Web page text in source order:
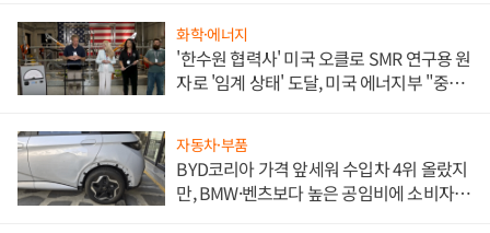
화학·에너지
'한수원 협력사' 미국 오클로 SMR 연구용 원
자로 '임계 상태' 도달, 미국 에너지부 "중요
자동차·부품
BYD코리아 가격 앞세워 수입차 4위 올랐지
만, BMW·벤츠보다 높은 공임비에 소비자